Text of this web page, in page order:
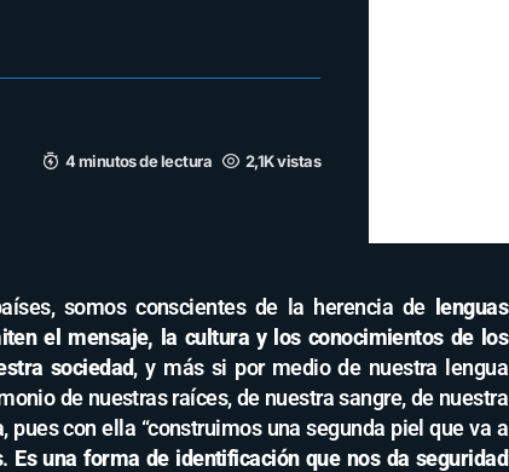
4 minutos de lectura
2,1K vistas
somos conscientes de la herencia de lenguas
el mensaje, la cultura y los conocimientos de los
sociedad, y más si por medio de nuestra lengua
de nuestras raíces, de nuestra sangre, de nuestra
con ella “construimos una segunda piel que va a
Es una forma de identificación que nos da seguridad